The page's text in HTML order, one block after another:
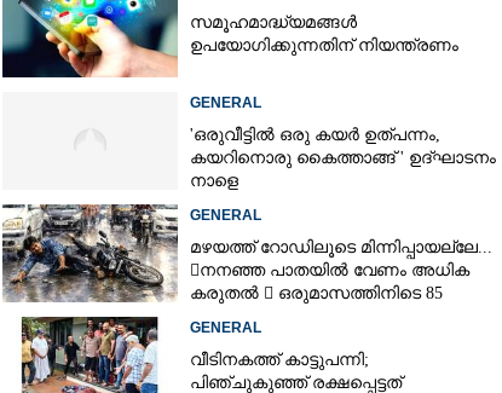
സമൂഹമാദ്ധ്യമങ്ങൾ
ഉപയോഗിക്കുന്നതിന് നിയന്ത്രണം
GENERAL
'ഒരുവീട്ടിൽ ഒരു കയർ ഉത്പന്നം,
കയറിനൊരു കൈത്താങ്ങ് ' ഉദ്ഘാടനം
നാളെ
GENERAL
മഴയത്ത് റോഡിലൂടെ മിന്നിപ്പായല്ലേ...
നനഞ്ഞ പാതയിൽ വേണം അധിക
കരുതൽ  ഒരുമാസത്തിനിടെ 85
GENERAL
വീടിനകത്ത് കാട്ടുപന്നി;
പിഞ്ചുകുഞ്ഞ് രക്ഷപ്പെട്ടത്